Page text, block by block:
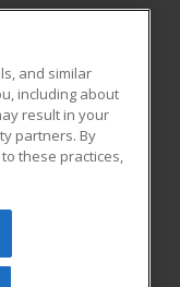
All rights
be reproduced or
and similar
including about
result in your
partners. By
these practices,